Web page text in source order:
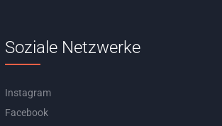
Soziale Netzwerke
Instagram
Facebook